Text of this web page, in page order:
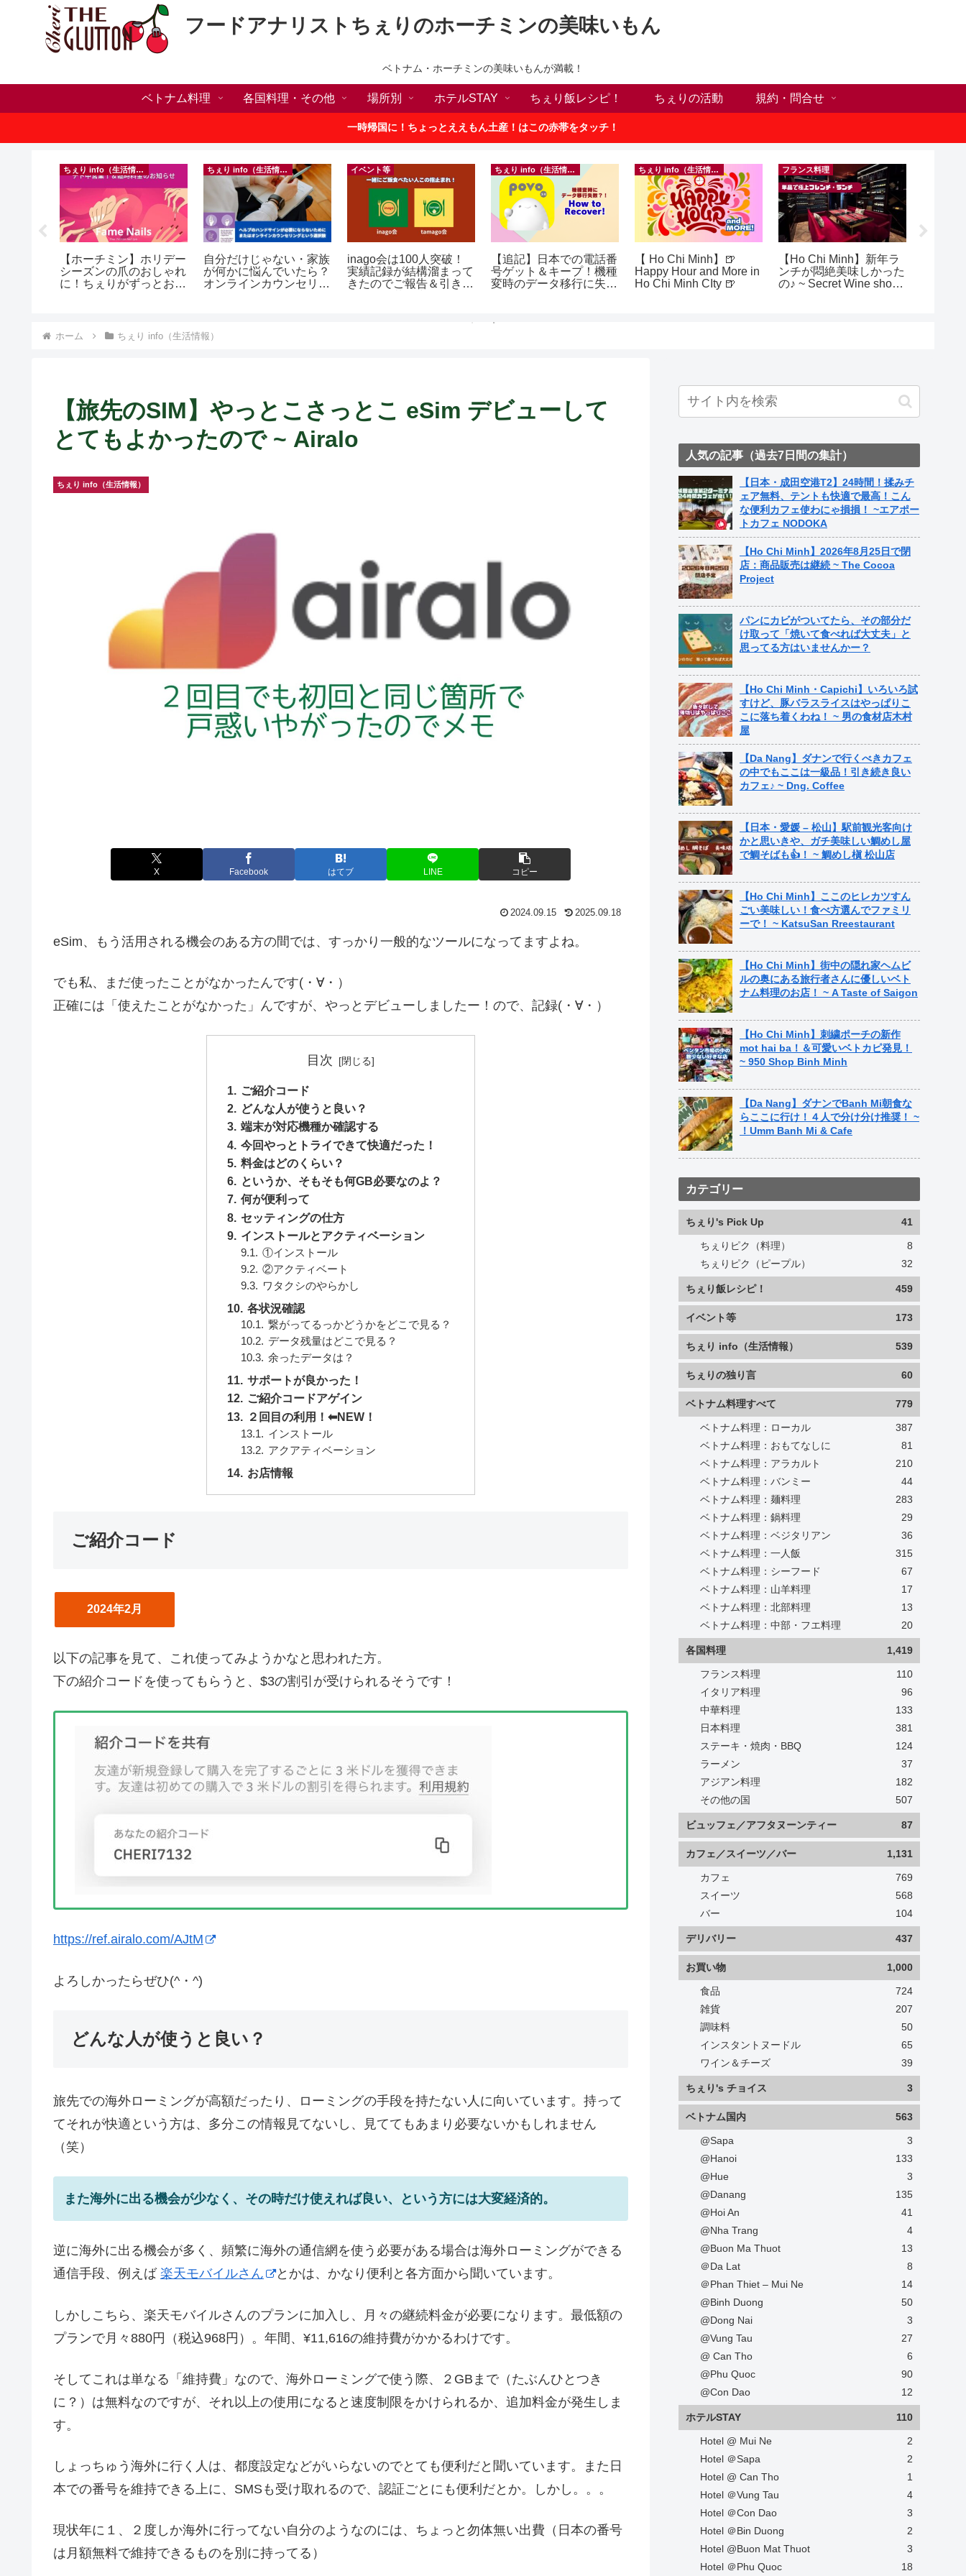
フードアナリストちぇりのホーチミンの美味いもん
ベトナム・ホーチミンの美味いもんが満載！
ベトナム料理 各国料理・その他 場所別 ホテルSTAY ちぇり飯レシピ！ ちぇりの活動 規約・問合せ
一時帰国に！ちょっとええもん土産！はこの赤帯をタッチ！
ちぇり info（生活情報）
【ホーチミン】ホリデー
シーズンの爪のおしゃれ
に！ちぇりがずっとお世
ト中営業予定追記） ~
ちぇり info（生活情報）
自分だけじゃない・家族
が何かに悩んでいたら？
オンラインカウンセリン
イベント等
inago会は100人突破！
実績記録が結構溜まって
きたのでご報告＆引き続
ちぇり info（生活情報）
【追記】日本での電話番
号ゲット＆キープ！機種
変時のデータ移行に失敗
ちぇり info（生活情報）
【 Ho Chi Minh】🍺
Happy Hour and More in
Ho Chi Minh CIty 🍺
フランス料理
【Ho Chi Minh】新年ラ
ンチが悶絶美味しかった
の♪ ~ Secret Wine shop
ホーム ちぇり info（生活情報）
【旅先のSIM】やっとこさっとこ eSim デビューして
とてもよかったので ~ Airalo
ちぇり info（生活情報）
X Facebook はてブ LINE コピー
2024.09.15 2025.09.18
eSim、もう活用される機会のある方の間では、すっかり一般的なツールになってますよね。
でも私、まだ使ったことがなかったんです(・∀・）
正確には「使えたことがなかった」んですが、やっとデビューしましたー！ので、記録(・∀・）
目次
ご紹介コード
どんな人が使うと良い？
端末が対応機種か確認する
今回やっとトライできて快適だった！
料金はどのくらい？
というか、そもそも何GB必要なのよ？
何が便利って
セッティングの仕方
インストールとアクティベーション
①インストール
②アクティベート
ワタクシのやらかし
各状況確認
繋がってるっかどうかをどこで見る？
データ残量はどこで見る？
余ったデータは？
サポートが良かった！
ご紹介コードアゲイン
２回目の利用！⬅︎NEW！
インストール
アクアティベーション
お店情報
ご紹介コード
2024年2月
以下の記事を見て、これ使ってみようかなと思われた方。
下の紹介コードを使ってもらうと、$3の割引が受けられるそうです！
https://ref.airalo.com/AJtM
よろしかったらぜひ(^・^)
どんな人が使うと良い？
旅先での海外ローミングが高額だったり、ローミングの手段を持たない人に向いています。持って
てそれが快適という方は、多分この情報見てないし、見ててもあまり必要ないかもしれません
（笑）
また海外に出る機会が少なく、その時だけ使えれば良い、という方には大変経済的。
逆に海外に出る機会が多く、頻繁に海外の通信網を使う必要がある場合は海外ローミングができる
通信手段、例えば 楽天モバイルさん とかは、かなり便利と各方面から聞いています。
しかしこちら、楽天モバイルさんのプランに加入し、月々の継続料金が必要になります。最低額の
プランで月々880円（税込968円）。年間、¥11,616の維持費がかかるわけです。
そしてこれは単なる「維持費」なので、海外ローミングで使う際、２GBまで（たぶんひとつき
に？）は無料なのですが、それ以上の使用になると速度制限をかけられるか、追加料金が発生しま
す。
しょっちゅう海外に行く人は、都度設定などがいらないのでとても便利だと聞いています。また日
本での番号を維持できる上に、SMSも受け取れるので、認証ごとにも便利だとか。しかし。。。
現状年に１、２度しか海外に行ってない自分のようなのには、ちょっと勿体無い出費（日本の番号
は月額無料で維持できるものを別に持ってる）
人気の記事（過去7日間の集計）
【日本・成田空港T2】24時間！揉みチ
ェア無料、テントも快適で最高！こん
な便利カフェ使わにゃ損損！ ~エアポー
トカフェ NODOKA
【Ho Chi Minh】2026年8月25日で閉
店：商品販売は継続 ~ The Cocoa
Project
パンにカビがついてたら、その部分だ
け取って「焼いて食べれば大丈夫」と
思ってる方はいませんかー？
【Ho Chi Minh・Capichi】いろいろ試
すけど、豚バラスライスはやっぱりこ
こに落ち着くわね！ ~ 男の食材店木村
屋
【Da Nang】ダナンで行くべきカフェ
の中でもここは一級品！引き続き良い
カフェ♪ ~ Dng. Coffee
【日本・愛媛 – 松山】駅前観光客向け
かと思いきや、ガチ美味しい鯛めし屋
で鯛そばも👍！ ~ 鯛めし槇 松山店
【Ho Chi Minh】ここのヒレカツすん
ごい美味しい！食べ方選んでファミリ
ーで！ ~ KatsuSan Rreestaurant
【Ho Chi Minh】街中の隠れ家ヘムビ
ルの奥にある旅行者さんに優しいベト
ナム料理のお店！ ~ A Taste of Saigon
【Ho Chi Minh】刺繍ポーチの新作
mot hai ba！＆可愛いベトカピ発見！
~ 950 Shop Binh Minh
【Da Nang】ダナンでBanh Mi朝食な
らここに行け！４人で分け分け推奨！ ~
！Umm Banh Mi & Cafe
カテゴリー
ちぇり's Pick Up 41
ちぇりピク（料理）
8
ちぇりピク（ピープル）
32
ちぇり飯レシピ！ 459
イベント等 173
ちぇり info（生活情報） 539
ちぇりの独り言 60
ベトナム料理すべて 779
ベトナム料理：ローカル
387
ベトナム料理：おもてなしに
81
ベトナム料理：アラカルト
210
ベトナム料理：バンミー
44
ベトナム料理：麺料理
283
ベトナム料理：鍋料理
29
ベトナム料理：ベジタリアン
36
ベトナム料理：一人飯
315
ベトナム料理：シーフード
67
ベトナム料理：山羊料理
17
ベトナム料理：北部料理
13
ベトナム料理：中部・フエ料理
20
各国料理 1,419
フランス料理
110
イタリア料理
96
中華料理
133
日本料理
381
ステーキ・焼肉・BBQ
124
ラーメン
37
アジアン料理
182
その他の国
507
ビュッフェ／アフタヌーンティー 87
カフェ／スイーツ／バー 1,131
カフェ
769
スイーツ
568
バー
104
デリバリー 437
お買い物 1,000
食品
724
雑貨
207
調味料
50
インスタントヌードル
65
ワイン＆チーズ
39
ちぇり's チョイス 3
ベトナム国内 563
@Sapa
3
@Hanoi
133
@Hue
3
@Danang
135
@Hoi An
41
@Nha Trang
4
@Buon Ma Thuot
13
＠Da Lat
8
＠Phan Thiet – Mui Ne
14
@Binh Duong
50
@Dong Nai
3
@Vung Tau
27
@ Can Tho
6
@Phu Quoc
90
@Con Dao
12
ホテルSTAY 110
Hotel @ Mui Ne
2
Hotel ＠Sapa
2
Hotel @ Can Tho
1
Hotel ＠Vung Tau
4
Hotel ＠Con Dao
3
Hotel ＠Bin Duong
2
Hotel @Buon Mat Thuot
3
Hotel ＠Phu Quoc
18